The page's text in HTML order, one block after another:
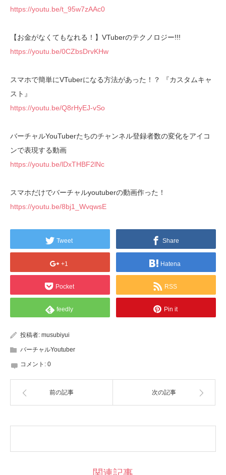
https://youtu.be/t_95w7zAAc0
【お金がなくてもなれる！】VTuberのテクノロジー!!!
https://youtu.be/0CZbsDrvKHw
スマホで簡単にVTuberになる方法があった！？ 『カスタムキャ
スト』
https://youtu.be/Q8rHyEJ-vSo
バーチャルYouTuberたちのチャンネル登録者数の変化をアイコ
ンで表現する動画
https://youtu.be/lDxTHBF2lNc
スマホだけでバーチャルyoutuberの動画作った！
https://youtu.be/8bj1_WvqwsE
Tweet Share
+1 Hatena
Pocket RSS
feedly Pin it
投稿者: musubiyui
バーチャルYoutuber
コメント: 0
前の記事 次の記事